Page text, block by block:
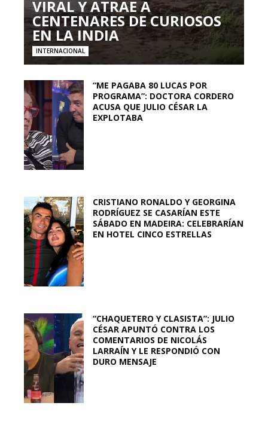
VIRAL Y ATRAE A
CENTENARES DE CURIOSOS
EN LA INDIA
INTERNACIONAL
“ME PAGABA 80 LUCAS POR
PROGRAMA”: DOCTORA CORDERO
ACUSA QUE JULIO CÉSAR LA
EXPLOTABA
CRISTIANO RONALDO Y GEORGINA
RODRÍGUEZ SE CASARÍAN ESTE
SÁBADO EN MADEIRA: CELEBRARÍAN
EN HOTEL CINCO ESTRELLAS
“CHAQUETERO Y CLASISTA”: JULIO
CÉSAR APUNTÓ CONTRA LOS
COMENTARIOS DE NICOLÁS
LARRAÍN Y LE RESPONDIÓ CON
DURO MENSAJE